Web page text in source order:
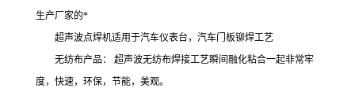
生产厂家的*
超声波点焊机适用于汽车仪表台，汽车门板铆焊工艺
无纺布产品： 超声波无纺布焊接工艺瞬间融化粘合一起非常牢
度，快速，环保，节能，美观。